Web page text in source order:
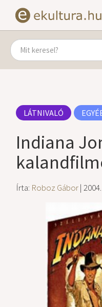
LÁTNIVALÓ
Indiana
Írta: Roboz Gábor|